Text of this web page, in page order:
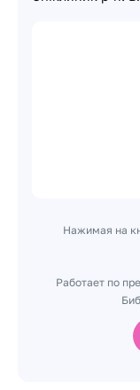
Нажимая на
Работает по